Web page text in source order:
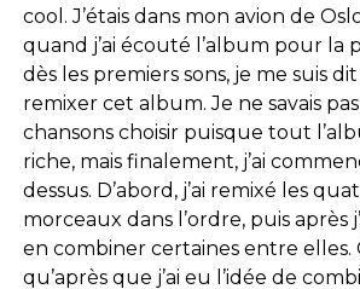
cool. J’étais dans mon avion de
quand j’ai écouté l’album pour la
dès les premiers sons, je me suis
remixer cet album. Je ne savais
chansons choisir puisque tout
riche, mais finalement, j’ai
dessus. D’abord, j’ai remixé les
morceaux dans l’ordre, puis après
en combiner certaines entre elles.
qu’après que j’ai eu l’idée de